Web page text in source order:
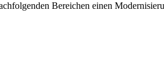
Bereichen einen